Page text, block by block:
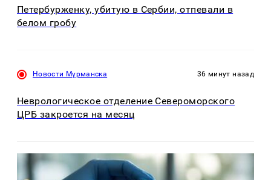
Петербурженку, убитую в Сербии, отпевали в
белом гробу
Новости Мурманска 36 минут назад
Неврологическое отделение Североморского
ЦРБ закроется на месяц